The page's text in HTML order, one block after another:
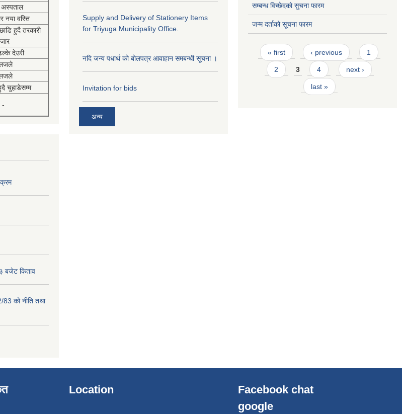
अस्पताल
नया वस्ति
हुदै तरकारी
देउरी
चुहाडेसम्म
-
बजेट किताव
83 को नीति तथा
Supply and Delivery of Stationery Items
for Triyuga Municipality Office.
नदि जन्य पधार्थ को बोलपत्र आवाहान समबन्धी सूचना ।
Invitation for bids
अन्य
सम्बन्ध विच्छेदको सुचना फारम
जन्म दर्ताको सूचना फारम
Pages
« first ‹ previous 1
2 3 4 next ›
last »
Location
Facebook chat
google